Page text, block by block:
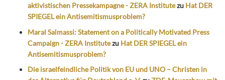
aktivistischen Pressekampagne - ZERA Institutezu Hat DER
SPIEGEL ein Antisemitismusproblem?
Maral Salmassi: Statement on a Politically Motivated Press
Campaign - ZERA Institutezu Hat DER SPIEGEL ein
Antisemitismusproblem?
Die israelfeindliche Politik von EU und UNO – Christen in